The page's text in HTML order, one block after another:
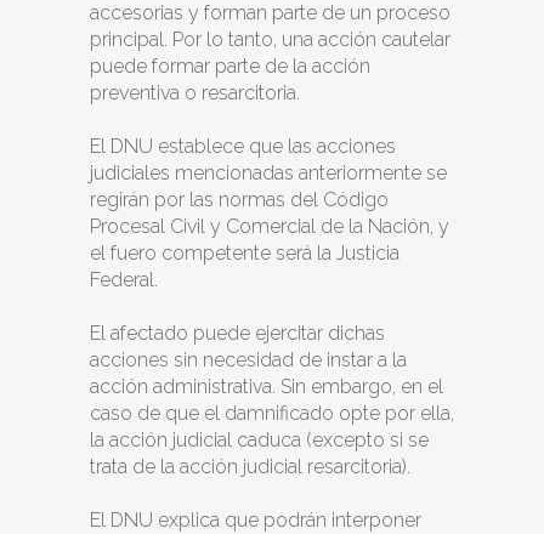
accesorias y forman parte de un proceso
principal. Por lo tanto, una acción cautelar
puede formar parte de la acción
preventiva o resarcitoria.
El DNU establece que las acciones
judiciales mencionadas anteriormente se
regirán por las normas del Código
Procesal Civil y Comercial de la Nación, y
el fuero competente será la Justicia
Federal.
El afectado puede ejercitar dichas
acciones sin necesidad de instar a la
acción administrativa. Sin embargo, en el
caso de que el damnificado opte por ella,
la acción judicial caduca (excepto si se
trata de la acción judicial resarcitoria).
El DNU explica que podrán interponer